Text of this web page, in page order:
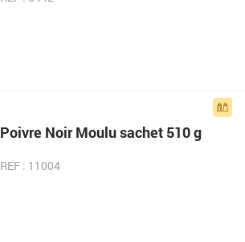
Poivre Noir Moulu sachet 510 g
REF : 11004